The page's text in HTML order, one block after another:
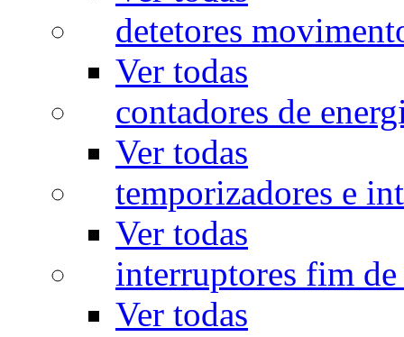
detetores
Ver todas
contadores de
Ver todas
temporizadores e
Ver todas
interruptores fim de
Ver todas